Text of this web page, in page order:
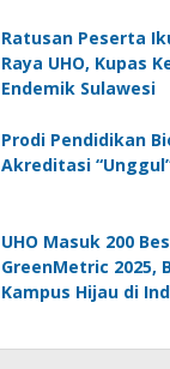
Ratusan Peserta
Raya UHO, Kupas
Endemik Sulawesi
Prodi Pendidikan
Akreditasi
UHO Masuk 200
GreenMetric 2025,
Kampus Hijau di